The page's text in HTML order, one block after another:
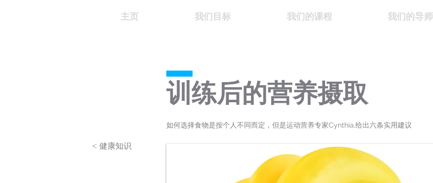
主页 我们目标 我们的课程 我们的导师
训练后的营养摄取
如何选择食物是按个人不同而定，但是运动营养专家Cynthia,给出六条实用建议
< 健康知识